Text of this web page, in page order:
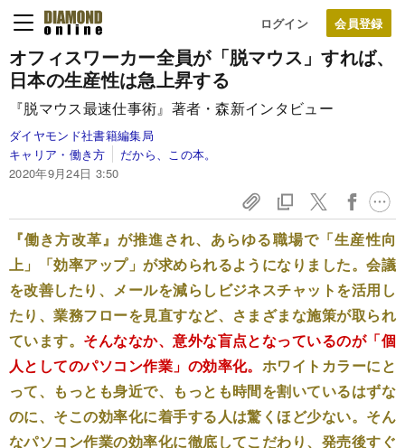
ログイン
オフィスワーカー全員が「脱マウス」すれば、
日本の生産性は急上昇する
『脱マウス最速仕事術』著者・森新インタビュー
ダイヤモンド社書籍編集局
キャリア・働き方
だから、この本。
2020年9月24日 3:50
『働き方改革』が推進され、あらゆる職場で「生産性向
上」「効率アップ」が求められるようになりました。会議
を改善したり、メールを減らしビジネスチャットを活用し
たり、業務フローを見直すなど、さまざまな施策が取られ
ています。 そんななか、意外な盲点となっているのが「個
人としてのパソコン作業」の効率化。 ホワイトカラーにと
って、もっとも身近で、もっとも時間を割いているはずな
のに、そこの効率化に着手する人は驚くほど少ない。そん
なパソコン作業の効率化に徹底してこだわり、発売後すぐ